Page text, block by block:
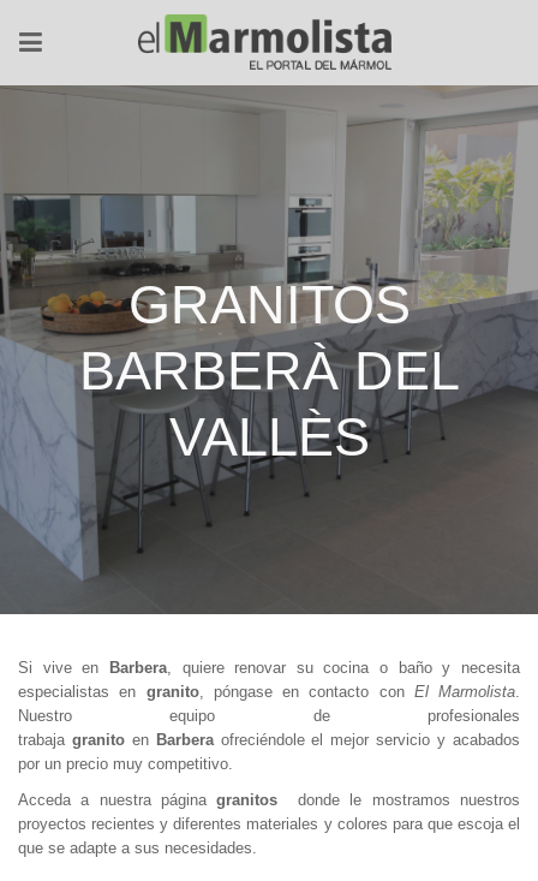
GRANITOS
BARBERÀ DEL
VALLÈS
Si vive en Barbera, quiere renovar su cocina o baño y necesita
especialistas en granito, póngase en contacto con El Marmolista.
Nuestro equipo de profesionales
trabaja granito en Barbera ofreciéndole el mejor servicio y acabados
por un precio muy competitivo.
Acceda a nuestra páginagranitos donde le mostramos nuestros
proyectos recientes y diferentes materiales y colores para que escoja el
que se adapte a sus necesidades.